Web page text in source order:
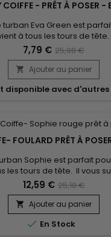
COIFFE - PRÊT À POSER -
turban Eva Green est
à tous les tours de
bonnet classique pour
un très beau rendu.
pour un look élégant.
7,79 € 25,98 €
 Ajouter au panier
disponible avec
FOULARD PRÊT À
Sophie est parfait
les tours de tête. Il vous
classique pour
un très beau rendu.
pour un look élégant.
12,59 € 25,18 €
 Ajouter au panier
 En Stock